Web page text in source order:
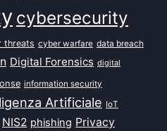
cybersecurity
threats cyber warfare data breach
Digital Forensics digital
information security
Artificiale IoT
NIS2 phishing Privacy